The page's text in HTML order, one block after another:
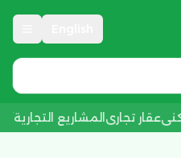
عقار تجاري المشاريع التجارية